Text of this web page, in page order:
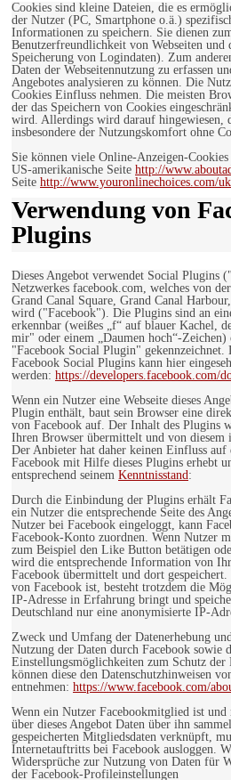
Cookies sind kleine Dateien, die es
der Nutzer (PC, Smartphone o.ä.)
Informationen zu speichern. Sie dienen
Benutzerfreundlichkeit von Webseiten und
Speicherung von Logindaten). Zum
Daten der Webseitennutzung zu erfassen
Angebotes analysieren zu können. Die
Cookies Einfluss nehmen. Die meisten
der das Speichern von Cookies
wird. Allerdings wird darauf hingewiesen,
insbesondere der Nutzungskomfort ohne
Sie können viele Online-Anzeigen-
US-amerikanische Seite http://
Seite http://www.youronlinechoices.com/
Verwendung von
Plugins
Dieses Angebot verwendet Social Plugins
Netzwerkes facebook.com, welches von
Grand Canal Square, Grand Canal
wird ("Facebook"). Die Plugins sind an
erkennbar (weißes „f“ auf blauer Kachel,
mir" oder einem „Daumen hoch“-
"Facebook Social Plugin" gekennzeichnet.
Facebook Social Plugins kann hier
werden: https://developers.facebook.com/
Wenn ein Nutzer eine Webseite dieses
Plugin enthält, baut sein Browser eine
von Facebook auf. Der Inhalt des Plugins
Ihren Browser übermittelt und von diesem
Der Anbieter hat daher keinen Einfluss
Facebook mit Hilfe dieses Plugins erhebt
entsprechend seinem Kenntnisstand:
Durch die Einbindung der Plugins erhält
ein Nutzer die entsprechende Seite des
Nutzer bei Facebook eingeloggt, kann
Facebook-Konto zuordnen. Wenn Nutzer
zum Beispiel den Like Button betätigen
wird die entsprechende Information von
Facebook übermittelt und dort
von Facebook ist, besteht trotzdem die
IP-Adresse in Erfahrung bringt und
Deutschland nur eine anonymisierte IP-
Zweck und Umfang der Datenerhebung
Nutzung der Daten durch Facebook sowie
Einstellungsmöglichkeiten zum Schutz der
können diese den Datenschutzhinweisen
entnehmen: https://www.facebook.com/
Wenn ein Nutzer Facebookmitglied ist und
über dieses Angebot Daten über ihn
gespeicherten Mitgliedsdaten verknüpft,
Internetauftritts bei Facebook ausloggen.
Widersprüche zur Nutzung von Daten für
der Facebook-Profileinstellungen